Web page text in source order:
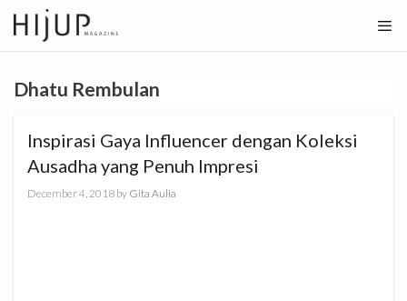
Skip
to
content
Dhatu Rembulan
Inspirasi Gaya Influencer dengan Koleksi
Ausadha yang Penuh Impresi
December 4, 2018 by Gita Aulia